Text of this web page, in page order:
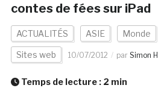
contes de fées sur iPad
ACTUALITÉS ASIE Monde
Sites web 10/07/2012 par Simon
Temps de lecture : 2 min